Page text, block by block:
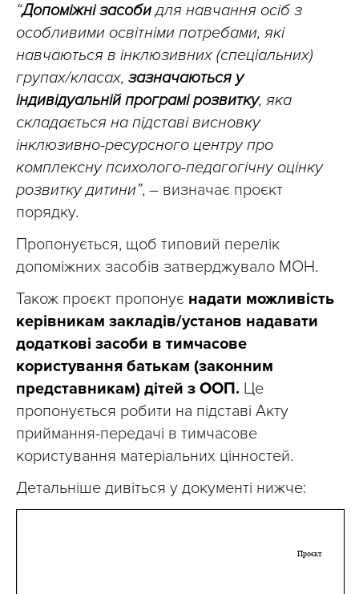
“Допоміжні засобидля навчання осіб з
особливими освітніми потребами, які
навчаються в інклюзивних (спеціальних)
групах/класах, зазначаються у
індивідуальній програмі розвитку, яка
складається на підставі висновку
інклюзивно-ресурсного центру про
комплексну психолого-педагогічну оцінку
розвитку дитини”, – визначає проєкт
порядку.
Пропонується, щоб типовий перелік
допоміжних засобів затверджувало МОН.
Також проєкт пропонує надати можливість
керівникам закладів/установ надавати
додаткові засоби в тимчасове
користування батькам (законним
представникам) дітей з ООП. Це
пропонується робити на підставі Акту
приймання-передачі в тимчасове
користування матеріальних цінностей.
Детальніше дивіться у документі нижче: